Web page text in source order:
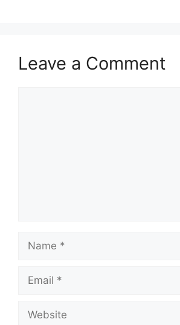
Leave a Comment
Name
Email
Website